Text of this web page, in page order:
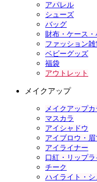
アパレル
シューズ
バッグ
財布・ケース・
ファッション雑
ベビーグッズ
福袋
アウトレット
メイクアップ
メイクアップ
マスカラ
アイシャドウ
アイブロウ・眉
アイライナー
口紅・リップ
チーク
ハイライト・